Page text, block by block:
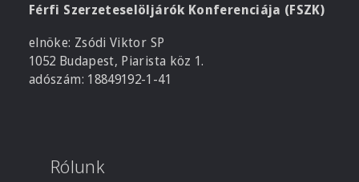
Férfi Szerzeteselöljárók Konferenciája (FSZK)
elnöke: Zsódi Viktor SP
1052 Budapest, Piarista köz 1.
adószám: 18849192-1-41
Rólunk